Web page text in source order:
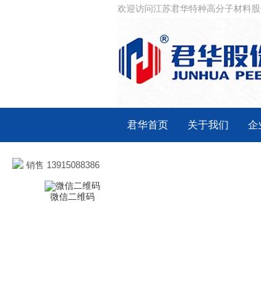
欢迎访问江苏君华特种高分子材料
君华首页 关于我们 企
销售 13915088386
微信二维码